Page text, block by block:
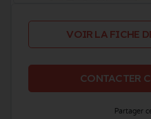
VOIR LA FICHE
CONTACTER
Partager